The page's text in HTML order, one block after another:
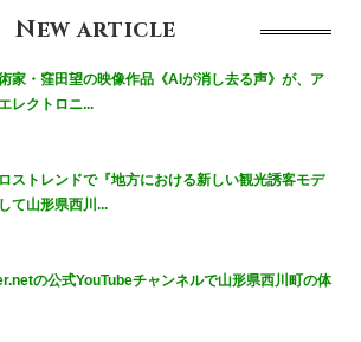
Newarticle
家・窪田望の映像作品《AIが消し去る声》が、ア
レクトロニ...
ストレンドで『地方における新しい観光誘客モデ
て山形県西川...
の公式YouTubeチャンネルで山形県西川町の体